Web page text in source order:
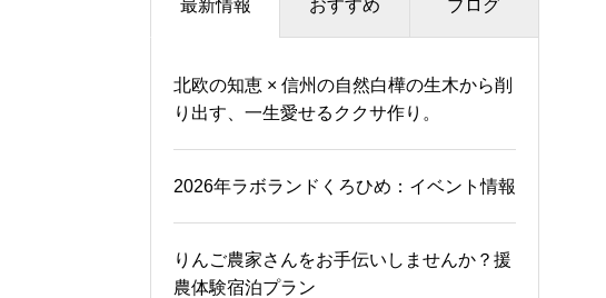
最新情報 おすすめ ブログ
北欧の知恵 × 信州の自然白樺の生木から削
り出す、一生愛せるククサ作り。
2026年ラボランドくろひめ：イベント情報
りんご農家さんをお手伝いしませんか？援
農体験宿泊プラン
フィッシング